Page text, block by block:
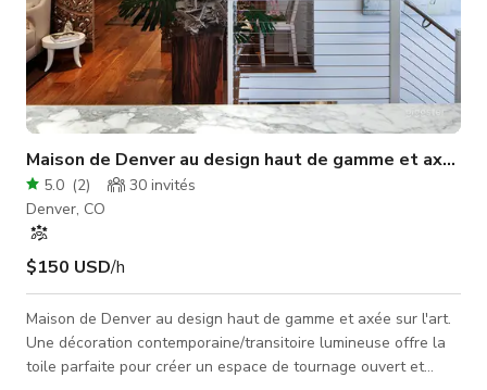
Maison de Denver au design haut de gamme et axée
5.0 (2) 30 invités
Denver, CO
$150 USD/h
Maison de Denver au design haut de gamme et axée sur l'art.
Une décoration contemporaine/transitoire lumineuse offre la
toile parfaite pour créer un espace de tournage ouvert et